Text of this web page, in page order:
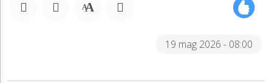
19 mag 2026 - 08:00